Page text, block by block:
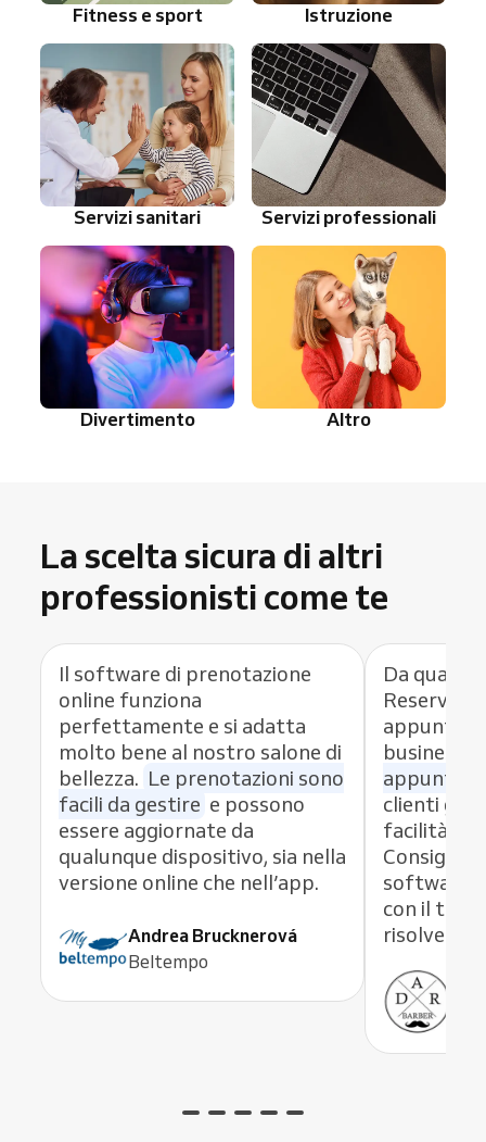
Fitness e sport Istruzione
Servizi sanitari Servizi professionali
Divertimento Altro
La scelta sicura di altri
professionisti come te
Il software di prenotazione
online funziona
perfettamente e si adatta
molto bene al nostro salone di
bellezza. Le prenotazioni sono
facili da gestire e possono
essere aggiornate da
qualunque dispositivo, sia nella
versione online che nell’app.
Andrea Brucknerová
Beltempo
Da
Reservio
business,
clienti
facilità di
Consiglio
software
con il
risolve